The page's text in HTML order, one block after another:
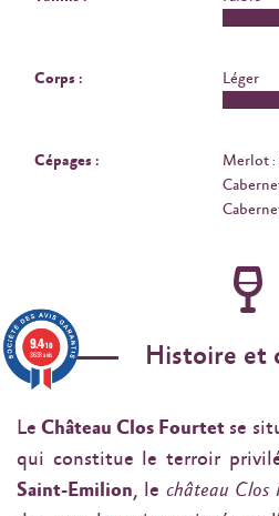
Corps : Léger
Cépages :
Merlot :
Histoire et
Le Château Clos Fourtet se
qui constitue le terroir
Saint-Emilion, le château Clos
9.4/10
3638 avis